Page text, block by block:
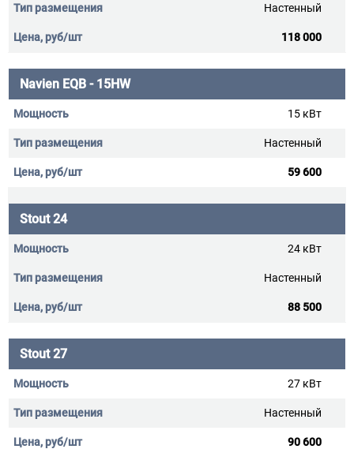
Настенный
118 000
Navien EQB - 15HW
15 кВт
Настенный
59 600
Stout 24
24 кВт
Настенный
88 500
Stout 27
27 кВт
Настенный
90 600